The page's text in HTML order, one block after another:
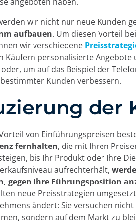
wir nicht nur neue Kunden
aufbauen. Um diesen Vorteil
wir verschiedene
Käufern personalisierte
um auf das Beispiel der
Kunden verbessern.
der
von Einführungspreisen
fernhalten, die mit Ihren
bis Ihr Produkt oder Ihre
aufrechterhält,
gegen Ihre Führungsposition
neue Preisstrategien
ändert: Sie versuchen
sondern auf dem Markt zu
wir eigene und Drittanbieter-
aufzeichnen, während Sie im
sein, von der
Sprache oder Empfehlung
über Werbeplattformen wie
akzeptieren, indem Sie auf
Informationen zu den
unserer